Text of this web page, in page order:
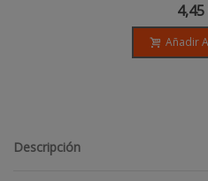
Añadir
Descripción